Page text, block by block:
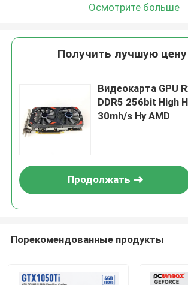
Осмотрите больше
Получить лучшую
Видеокарта GPU
DDR5 256bit High
30mh/s Hy AMD
Продолжать
Порекомендованные продукты